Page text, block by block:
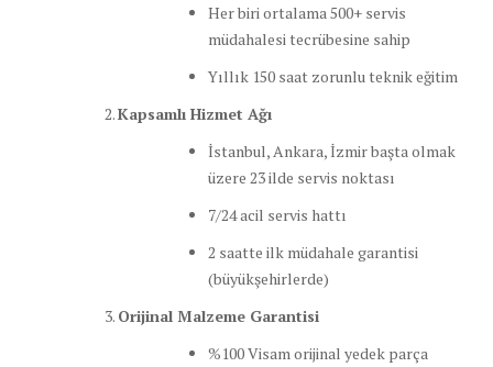
Her biri ortalama 500+ servis
müdahalesi tecrübesine sahip
Yıllık 150 saat zorunlu teknik eğitim
Kapsamlı Hizmet Ağı
İstanbul, Ankara, İzmir başta olmak
üzere 23 ilde servis noktası
7/24 acil servis hattı
2 saatte ilk müdahale garantisi
(büyükşehirlerde)
Orijinal Malzeme Garantisi
%100 Visam orijinal yedek parça